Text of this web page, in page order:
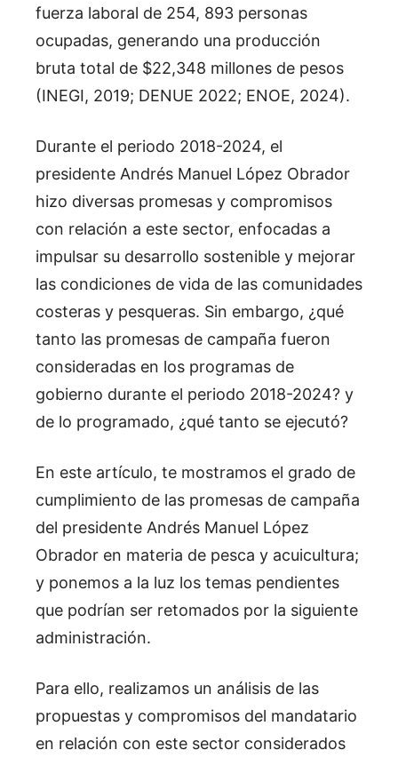
fuerza laboral de 254, 893 personas
ocupadas, generando una producción
bruta total de $22,348 millones de pesos
(INEGI, 2019; DENUE 2022; ENOE, 2024).
Durante el periodo 2018-2024, el
presidente Andrés Manuel López Obrador
hizo diversas promesas y compromisos
con relación a este sector, enfocadas a
impulsar su desarrollo sostenible y mejorar
las condiciones de vida de las comunidades
costeras y pesqueras. Sin embargo, ¿qué
tanto las promesas de campaña fueron
consideradas en los programas de
gobierno durante el periodo 2018-2024? y
de lo programado, ¿qué tanto se ejecutó?
En este artículo, te mostramos el grado de
cumplimiento de las promesas de campaña
del presidente Andrés Manuel López
Obrador en materia de pesca y acuicultura;
y ponemos a la luz los temas pendientes
que podrían ser retomados por la siguiente
administración.
Para ello, realizamos un análisis de las
propuestas y compromisos del mandatario
en relación con este sector considerados